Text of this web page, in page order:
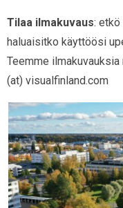
Tilaa ilmakuvaus: etkö
haluaisitko käyttöösi
Teemme
(at) visualfinland.com